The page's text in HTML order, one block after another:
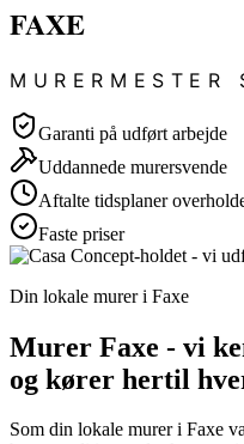
FAXE
Garanti på udført arbejde
Uddannede murersvende
Aftalte tidsplaner
Faste priser
Din lokale murer i Faxe
Murer Faxe - vi
og kører hertil
Som din lokale murer i Faxe